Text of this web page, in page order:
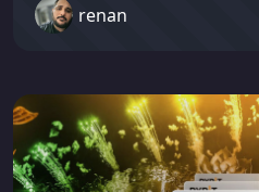
renan